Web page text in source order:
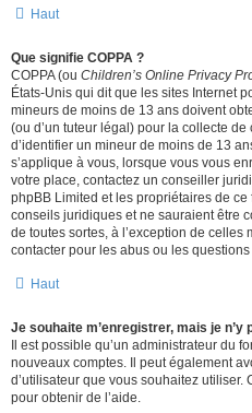
Haut
Que signifie COPPA ?
COPPA (ou Children’s Online Privacy
États-Unis qui dit que les sites Internet
mineurs de moins de 13 ans doivent
(ou d’un tuteur légal) pour la collecte
d’identifier un mineur de moins de 13
s’applique à vous, lorsque vous vous
votre place, contactez un conseiller
phpBB Limited et les propriétaires de
conseils juridiques et ne sauraient être
de toutes sortes, à l’exception de
contacter pour les abus ou les
Haut
Je souhaite m’enregistrer, mais je n’y
Il est possible qu’un administrateur du
nouveaux comptes. Il peut également
d’utilisateur que vous souhaitez
pour obtenir de l’aide.